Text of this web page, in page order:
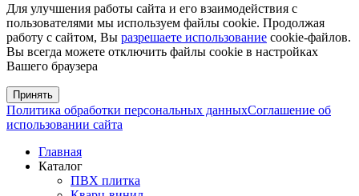
Для улучшения работы сайта и его взаимодействия с
пользователями мы используем файлы cookie. Продолжая
работу с сайтом, Вы разрешаете использование cookie-файлов.
Вы всегда можете отключить файлы cookie в настройках
Вашего браузера
Принять
Политика обработки персональных данныхСоглашение об
использовании сайта
Главная
Каталог
ПВХ плитка